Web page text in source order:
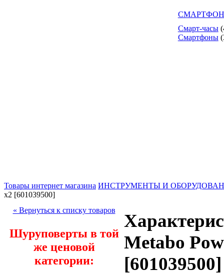
Смарт-часы
Смартфоны
Товары интернет магазина ИНСТРУМЕНТЫ И
х2 [601039500]
« Вернуться к списку товаров
Шуруповерты в той
же ценовой
категории:
Metabo
[601039500]